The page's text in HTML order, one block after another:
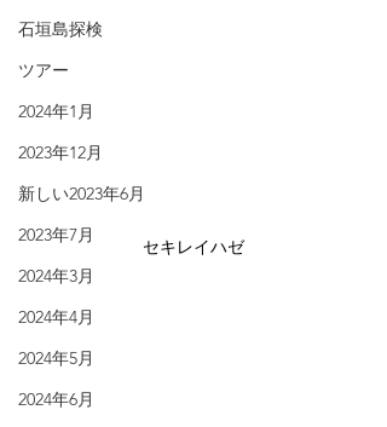
石垣島探検
ツアー
2024年1月
2023年12月
新しい2023年6月
2023年7月
2024年3月
2024年4月
2024年5月
2024年6月
セキレイハゼ